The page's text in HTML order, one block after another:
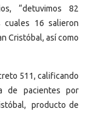
“detuvimos 82
16 salieron
Cristóbal, así como
511, calificando
de pacientes por
producto de